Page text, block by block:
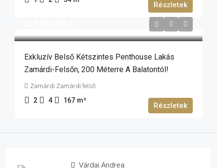
Részletek
Exkluzív Belső Kétszintes Penthouse Lakás
Zamárdi-Felsőn, 200 Méterre A Balatontól!
Zamárdi Zamárdi felső
2 4 167 m²
Részletek
Várdai Andrea